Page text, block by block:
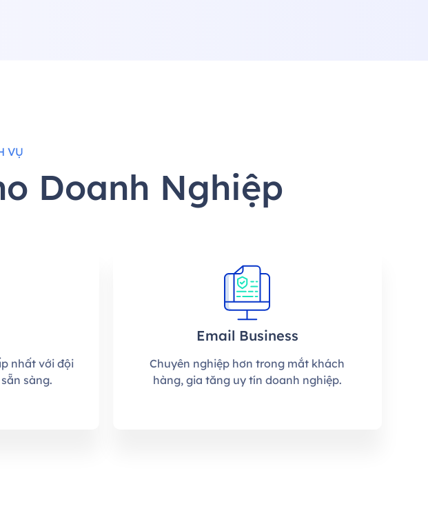
VỤ
Doanh Nghiệp
nhất với đội
sàng.
Email Business
Chuyên nghiệp hơn trong mắt khách
hàng, gia tăng uy tín doanh nghiệp.